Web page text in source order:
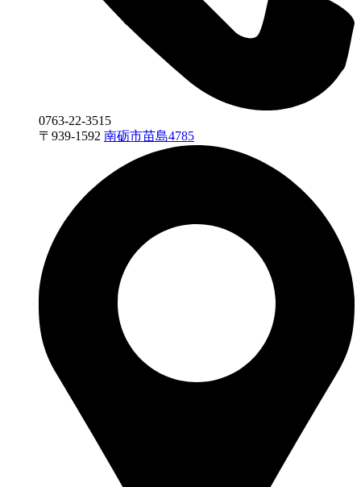
0763-22-3515
〒 939-1592 南砺市苗島4785